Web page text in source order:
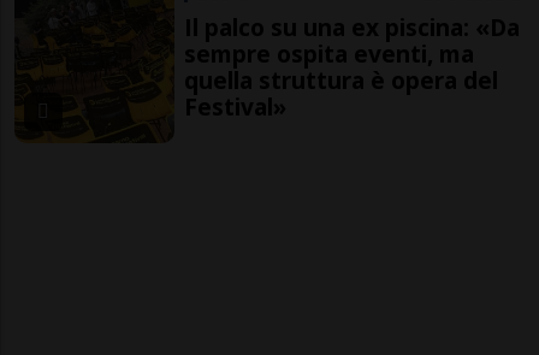
Il palco su una ex piscina: «Da
sempre ospita eventi, ma
quella struttura è opera del
Festival»